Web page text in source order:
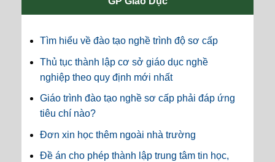
Tìm hiểu về đào tạo nghề trình độ sơ cấp
Thủ tục thành lập cơ sở giáo dục nghề
nghiệp theo quy định mới nhất
Giáo trình đào tạo nghề sơ cấp phải đáp ứng
tiêu chí nào?
Đơn xin học thêm ngoài nhà trường
Đề án cho phép thành lập trung tâm tin học,